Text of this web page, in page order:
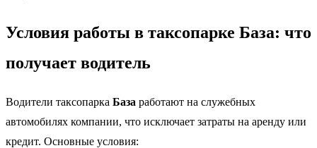
Условия работы в таксопарке База: что
получает водитель
Водители таксопарка База работают на служебных
автомобилях компании, что исключает затраты на аренду или
кредит. Основные условия: